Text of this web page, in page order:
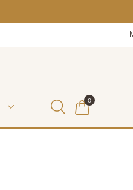
WINKELMAND
0ITEMS IN